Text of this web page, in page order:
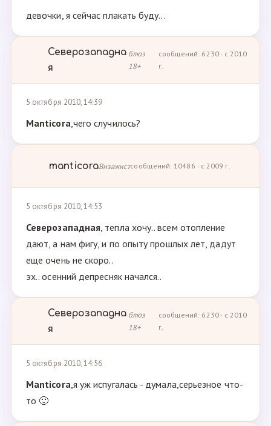
девочки, я сейчас плакать буду...
Северозападна
я
блюз
18+
сообщений: 6230 · с 2010
г.
5 октября 2010, 14:39
Manticora,чего случилось?
manticoraВизажистсообщений: 10486 · с 2009 г.
5 октября 2010, 14:53
Северозападная, тепла хочу.. всем отопление
дают, а нам фигу, и по опыту прошлых лет, дадут
еще очень не скоро..
эх.. осенний депресняк начался..
Северозападна
я
блюз
18+
сообщений: 6230 · с 2010
г.
5 октября 2010, 14:56
Manticora,я уж испугалась - думала,серьезное что-
то 🙂